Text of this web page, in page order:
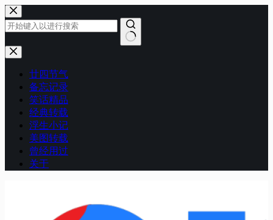
跳
至
内
容
无
廿四节气
备忘记录
笑话精品
经典转载
浮生小记
美图转载
曾经用过
关于